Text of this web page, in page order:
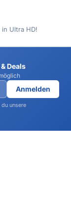
Ultra HD!
Deals
Anmelden
unsere